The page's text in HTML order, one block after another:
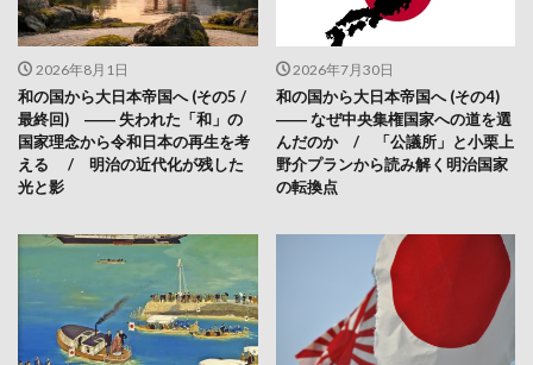
2026年8月1日
和の国から大日本帝国へ (その5 /
最終回) ―― 失われた「和」の
国家理念から令和日本の再生を考
える / 明治の近代化が残した
光と影
2026年7月30日
和の国から大日本帝国へ (その4)
―― なぜ中央集権国家への道を選
んだのか / 「公議所」と小栗上
野介プランから読み解く明治国家
の転換点